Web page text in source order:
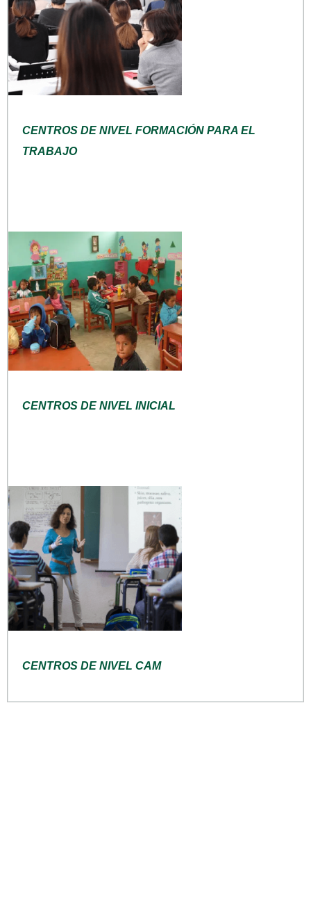
CENTROS DE NIVEL FORMACIÓN PARA EL
TRABAJO
CENTROS DE NIVEL INICIAL
CENTROS DE NIVEL CAM